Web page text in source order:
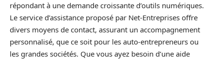
répondant à une demande croissante d’outils numériques.
Le service d’assistance proposé par Net-Entreprises offre
divers moyens de contact, assurant un accompagnement
personnalisé, que ce soit pour les auto-entrepreneurs ou
les grandes sociétés. Que vous ayez besoin d’une aide